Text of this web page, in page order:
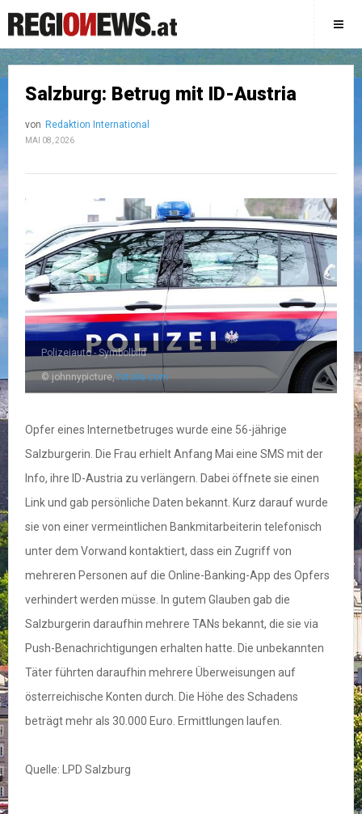
Salzburg: Betrug mit ID-Austria
von Redaktion International
MAI 08, 2026
Polizeiauto - Symbolbild
© johnnypicture,fotolia.com
Opfer eines Internetbetruges wurde eine 56-jährige
Salzburgerin. Die Frau erhielt Anfang Mai eine SMS mit der
Info, ihre ID-Austria zu verlängern. Dabei öffnete sie einen
Link und gab persönliche Daten bekannt. Kurz darauf wurde
sie von einer vermeintlichen Bankmitarbeiterin telefonisch
unter dem Vorwand kontaktiert, dass ein Zugriff von
mehreren Personen auf die Online-Banking-App des Opfers
verhindert werden müsse. In gutem Glauben gab die
Salzburgerin daraufhin mehrere TANs bekannt, die sie via
Push-Benachrichtigungen erhalten hatte. Die unbekannten
Täter führten daraufhin mehrere Überweisungen auf
österreichische Konten durch. Die Höhe des Schadens
beträgt mehr als 30.000 Euro. Ermittlungen laufen.
Quelle: LPD Salzburg